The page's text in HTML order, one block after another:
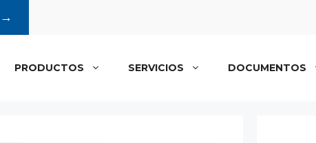
→
PRODUCTOS SERVICIOS DOCUMENTOS